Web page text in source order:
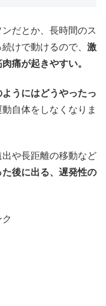
ンだとか、長時間のス
けで動けるので、 激
痛が起きやすい。
うにはどうやったっ
自体をしなくなりま
や長距離の移動など
後に出る、遅発性の